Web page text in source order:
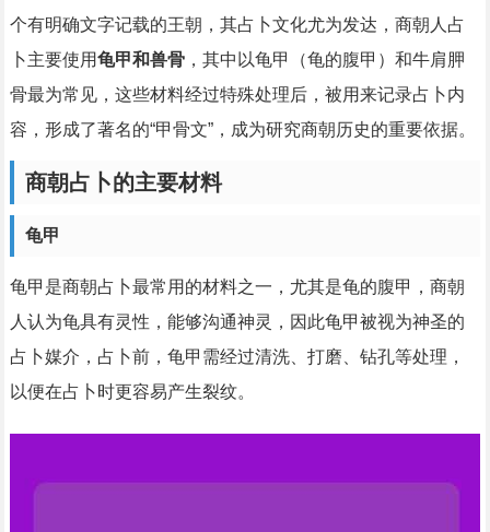
个有明确文字记载的王朝，其占卜文化尤为发达，商朝人占
卜主要使用龟甲和兽骨，其中以龟甲（龟的腹甲）和牛肩胛
骨最为常见，这些材料经过特殊处理后，被用来记录占卜内
容，形成了著名的“甲骨文”，成为研究商朝历史的重要依据。
商朝占卜的主要材料
龟甲
龟甲是商朝占卜最常用的材料之一，尤其是龟的腹甲，商朝
人认为龟具有灵性，能够沟通神灵，因此龟甲被视为神圣的
占卜媒介，占卜前，龟甲需经过清洗、打磨、钻孔等处理，
以便在占卜时更容易产生裂纹。